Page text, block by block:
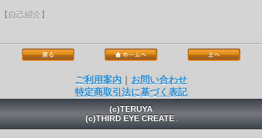
【自己紹介】
ご利用案内
お問い合わせ
特定商取引法に基づく表記
(c)TERUYA
(c)THIRD EYE CREATE